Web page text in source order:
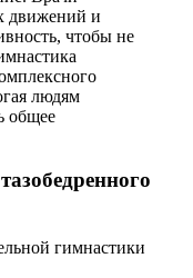
движений и
чтобы не
людям
общее
гимнастики